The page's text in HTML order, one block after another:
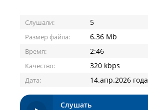
Слушали: 5
Размер файла: 6.36 Mb
Время: 2:46
Качество: 320 kbps
Дата: 14.апр.2026 года
Слушать